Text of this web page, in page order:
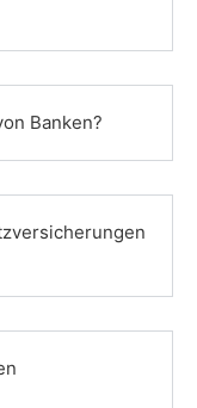
Banken?